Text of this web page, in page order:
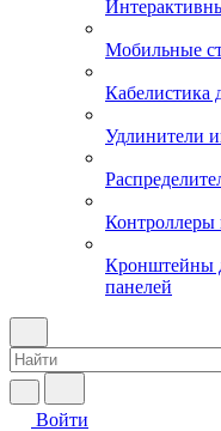
Мобильные
Кабелистика
Удлинители
Контроллеры
Кронштейны
панелей
Войти